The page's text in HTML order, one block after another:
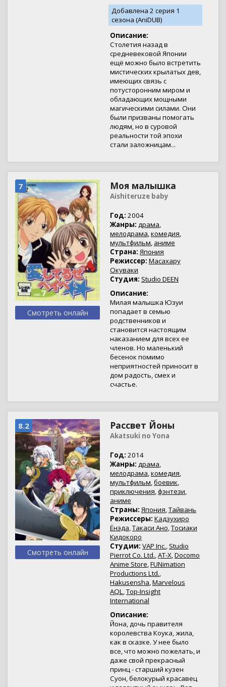
Добавлена 2 серия 1
сезона (AniDUB)
Описание:
Столетия назад в
средневековой Японии
ещё можно было встретить
мистических крылатых дев,
имеющих связь с
потусторонним миром и
обладающих мощными
магическими силами. Они
были призваны помогать
людям, но в суровой
реальности той эпохи
стали заложницам...
7
Смотреть онлайн
Моя малышка
Aishiteruze baby
Год: 2004
Жанры: драма,
мелодрама,комедия,
мультфильм, аниме
Страна: Япония
Режиссер: Масахару
Окуваки
Студия: Studio DEEN
Описание:
Милая малышка Юзуи
попадает в семью
родственников и
становится настоящим
наказанием для всех ее
членов. Но маленький
бесенок помимо
неприятностей приносит в
дом радость, смех и
счастье.
8.2
Смотреть онлайн
Рассвет Йоны
Akatsuki no Yona
Год: 2014
Жанры: драма,
мелодрама,комедия,
мультфильм,боевик,
приключения,фэнтези,
аниме
Страны: Япония,Тайвань
Режиссеры: Кадзухиро
Ёнэда,Такаси Ано,Тосиаки
Кидокоро
Студии: VAP Inc.,Studio
Pierrot Co. Ltd.,AT-X,Docomo
Anime Store,FUNimation
Productions Ltd.,
Hakusensha,Marvelous
AQL,Top-Insight
International
Описание:
Йона, дочь правителя
королевства Коука, жила,
как в сказке. У нее было
все, что можно пожелать, и
даже свой прекрасный
принц - старший кузен
Суон, белокурый красавец